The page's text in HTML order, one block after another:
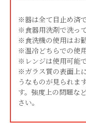
※器は全て目止め済
※食器用洗剤で洗っ
※食洗機の使用はお
※温冷どちらでの使
※レンジは使用可能
※ガラス質の表面上
うなものが見られま
す。強度上の問題な
さい。